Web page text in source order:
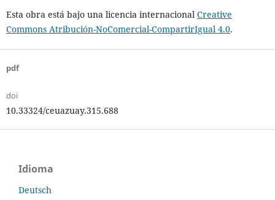
Esta obra está bajo una licencia internacional Creative
Commons Atribución-NoComercial-CompartirIgual 4.0.
pdf
doi
10.33324/ceuazuay.315.688
Idioma
Deutsch